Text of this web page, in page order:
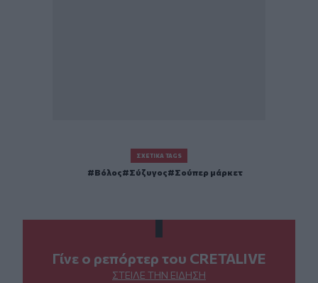
ΣΧΕΤΙΚΆ TAGS
Βόλος Σύζυγος Σούπερ μάρκετ
Γίνε ο ρεπόρτερ του CRETALIVE
ΣΤΕΊΛΕ ΤΗΝ ΕΊΔΗΣΗ